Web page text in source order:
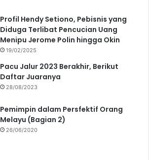
Profil Hendy Setiono, Pebisnis yang
Diduga Terlibat Pencucian Uang
Menipu Jerome Polin hingga Okin
19/02/2025
Pacu Jalur 2023 Berakhir, Berikut
Daftar Juaranya
28/08/2023
Pemimpin dalam Persfektif Orang
Melayu (Bagian 2)
26/06/2020